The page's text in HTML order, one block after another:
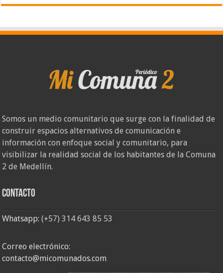
Somos un medio comunitario que surge con la finalidad de
construir espacios alternativos de comunicación e
información con enfoque social y comunitario, para
visibilizar la realidad social de los habitantes de la Comuna
2 de Medellín.
Contacto
Whatsapp:(+57) 314 643 85 53
Correo electrónico:
contacto@micomunados.com